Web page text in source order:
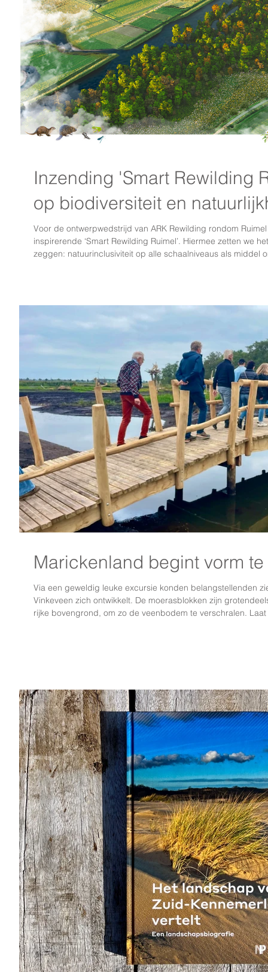
Inzending 'Smart Rewilding
op biodiversiteit en
Voor de ontwerpwedstrijd van ARK Rewilding rondom Ruimel aan de Dommel ontwierp Smartland het
inspirerende ‘Smart Rewilding Ruimel’. Hiermee zetten we
zeggen: natuurinclusiviteit op alle schaalniveaus als middel
Marickenland begint vorm
Via een geweldig leuke excursie konden belangstellenden
Vinkeveen zich ontwikkelt. De moerasblokken zijn
rijke bovengrond, om zo de veenbodem te verschralen.